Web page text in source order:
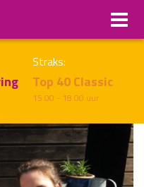
Straks:
Top 40 Classic
15.00 - 18.00 uur
Volgend uur